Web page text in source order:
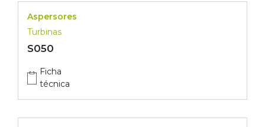
Aspersores
Turbinas
S050
Ficha
técnica